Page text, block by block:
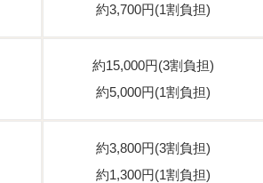
約3,700円(1割負担)
約15,000円(3割負担)
約5,000円(1割負担)
約3,800円(3割負担)
約1,300円(1割負担)